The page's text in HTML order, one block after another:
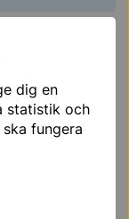
dig en
statistik och
fungera
från 1
den 1 juli
den 30 juni
äldre och de